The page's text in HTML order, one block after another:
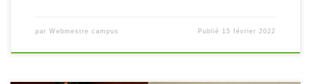
par Webmestre campus Publié 15 février 2022